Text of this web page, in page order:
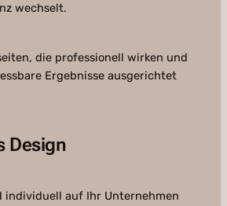
wechselt.
die professionell wirken und
Ergebnisse ausgerichtet
Design
individuell auf Ihr Unternehmen